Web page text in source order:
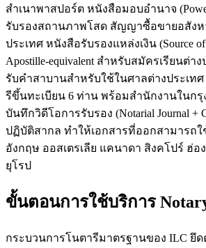
สำเนาพาสปอร์ต หนังสือมอบอำนาจ
รับรองสถานภาพโสด สัญญาซื้อขายอสังห
ประเทศ หนังสือรับรองแหล่งเงิน (Source of
Apostille-equivalent สำหรับสมัครเรียนต่า
รับคำสาบานสำหรับใช้ในศาลต่างประเท
รีขึ้นทะเบียน 6 ท่าน พร้อมสำนักงานในกรุ
บันทึกวิดีโอการรับรอง (Notarial Journal +
ปฏิบัติสากล ทำให้เอกสารที่ออกสามารถใ
อังกฤษ ออสเตรเลีย แคนาดา สิงคโปร์ ฮ่
ยุโรป
ขั้นตอนการใช้บริการ
กระบวนการโนตารีมาตรฐานของ ILC ยึดต